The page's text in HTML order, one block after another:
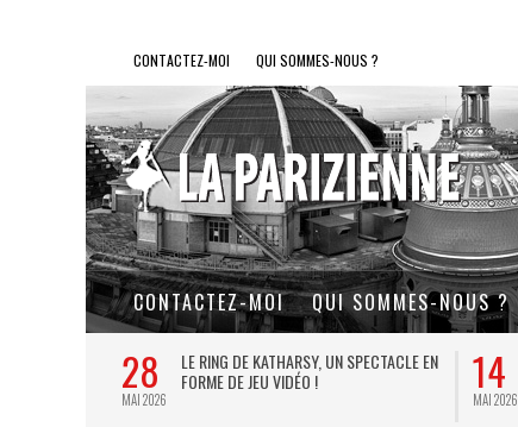
CONTACTEZ-MOI QUI SOMMES-NOUS ?
CONTACTEZ-MOI QUI SOMMES-NOUS ?
28
MAI 2026
LE RING DE KATHARSY, UN SPECTACLE EN
FORME DE JEU VIDÉO !
14
MAI 2026